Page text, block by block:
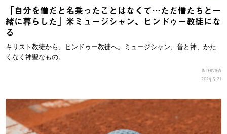
「自分を僧だと名乗ったことはなくて…ただ僧たちと一
緒に暮らした」米ミュージシャン、ヒンドゥー教徒にな
る
キリスト教徒から、ヒンドゥー教徒へ。ミュージシャン、音と神、かた
くなく神聖なもの。
INTERVIEW
2024.5.21